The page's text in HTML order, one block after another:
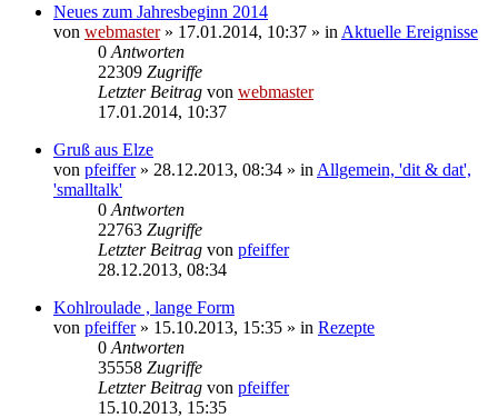
Neues zum Jahresbeginn 2014
von webmaster» 17.01.2014, 10:37 » in Aktuelle Ereignisse
0 Antworten
22309 Zugriffe
Letzter Beitrag von webmaster
17.01.2014, 10:37
Gruß aus Elze
von pfeiffer» 28.12.2013, 08:34 » in Allgemein, 'dit & dat',
'smalltalk'
0 Antworten
22763 Zugriffe
Letzter Beitrag von pfeiffer
28.12.2013, 08:34
Kohlroulade , lange Form
von pfeiffer» 15.10.2013, 15:35 » in Rezepte
0 Antworten
35558 Zugriffe
Letzter Beitrag von pfeiffer
15.10.2013, 15:35